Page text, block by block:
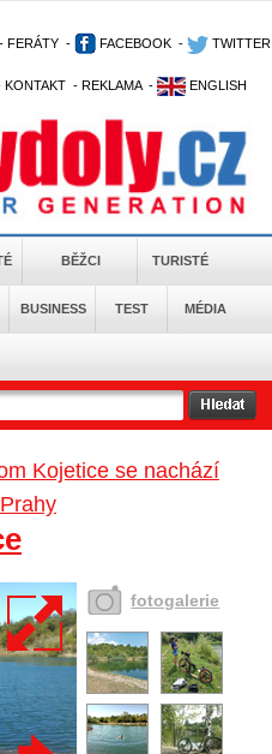
- FERÁTY - FACEBOOK - TWITTER
KONTAKT - REKLAMA - ENGLISH
BĚŽCI TURISTÉ
BUSINESS TEST MÉDIA
Kojetice se nachází
fotogalerie